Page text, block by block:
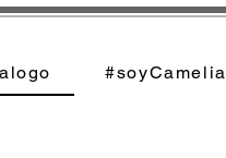
#soyCamelia